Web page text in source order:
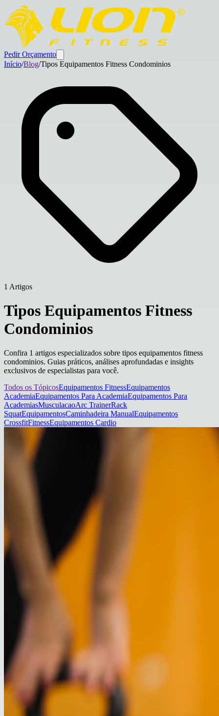
Pedir Orçamento
Início/Blog/Tipos Equipamentos Fitness Condominios
1 Artigos
Tipos Equipamentos Fitness
Condominios
Confira 1 artigos especializados sobre tipos equipamentos fitness
condominios. Guias práticos, análises aprofundadas e insights
exclusivos de especialistas para você.
Todos os TópicosEquipamentos FitnessEquipamentos
AcademiaEquipamentos Para AcademiaEquipamentos Para
AcademiasMusculacaoArc TrainerRack
SquatEquipamentosCaminhadeira ManualEquipamentos
CrossfitFitnessEquipamentos Cardio